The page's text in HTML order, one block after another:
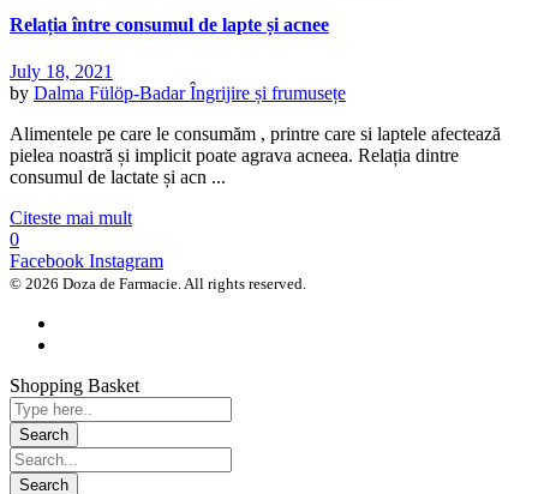
Relația între consumul de lapte și acnee
July 18, 2021
by Dalma Fülöp-BadarÎngrijire și frumusețe
Alimentele pe care le consumăm , printre care si laptele afectează
pielea noastră și implicit poate agrava acneea. Relația dintre
consumul de lactate și acn ...
Citeste mai mult
0
Facebook Instagram
© 2026 Doza de Farmacie. All rights reserved.
Shopping Basket